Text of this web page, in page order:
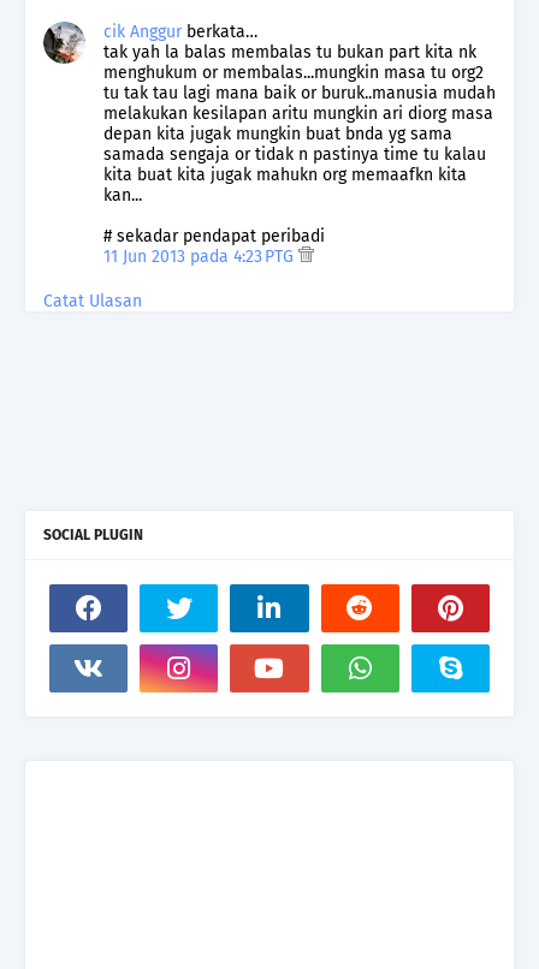
cik Anggurberkata…
tak yah la balas membalas tu bukan part kita nk
menghukum or membalas...mungkin masa tu org2
tu tak tau lagi mana baik or buruk..manusia mudah
melakukan kesilapan aritu mungkin ari diorg masa
depan kita jugak mungkin buat bnda yg sama
samada sengaja or tidak n pastinya time tu kalau
kita buat kita jugak mahukn org memaafkn kita
kan...
# sekadar pendapat peribadi
11 Jun 2013 pada 4:23 PTG
Catat Ulasan
SOCIAL PLUGIN